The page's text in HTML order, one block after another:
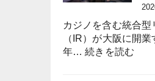
生
パ
チ
ン
カジノを含む統合型
（IR）が大阪に開
年…続きを読む